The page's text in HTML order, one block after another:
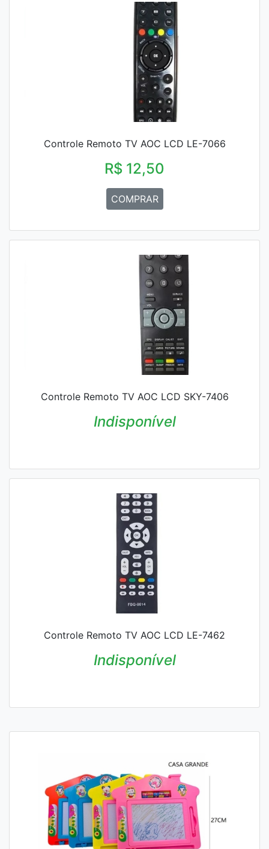
Controle Remoto TV AOC LCD LE-7066
R$ 12,50
COMPRAR
Controle Remoto TV AOC LCD SKY-7406
Indisponível
Controle Remoto TV AOC LCD LE-7462
Indisponível